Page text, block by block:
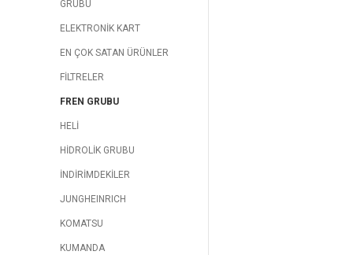
GRUBU
ELEKTRONİK KART
EN ÇOK SATAN ÜRÜNLER
FİLTRELER
FREN GRUBU
HELİ
HİDROLİK GRUBU
İNDİRİMDEKİLER
JUNGHEINRICH
KOMATSU
KUMANDA